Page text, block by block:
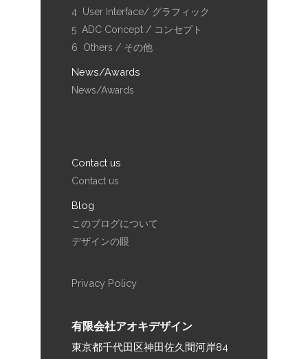
4 User Interface/ グラフィック
5 ADC Concept / コンセプト
6 Others / その他
News/Awards
News/Awards
Contact us
Contact us
Blog
このブログについて
デザインの眼
Privacy Policy
有限会社アオキデザイン
東京都千代田区神田佐久間河岸84